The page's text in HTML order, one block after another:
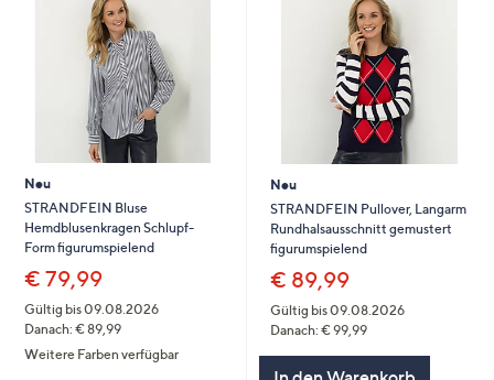
Neu
STRANDFEIN Bluse
Hemdblusenkragen Schlupf-
Form figurumspielend
€ 79,99
Gültig bis 09.08.2026
Danach: € 89,99
Weitere Farben verfügbar
Neu
STRANDFEIN Pullover, Langarm
Rundhalsausschnitt gemustert
figurumspielend
€ 89,99
Gültig bis 09.08.2026
Danach: € 99,99